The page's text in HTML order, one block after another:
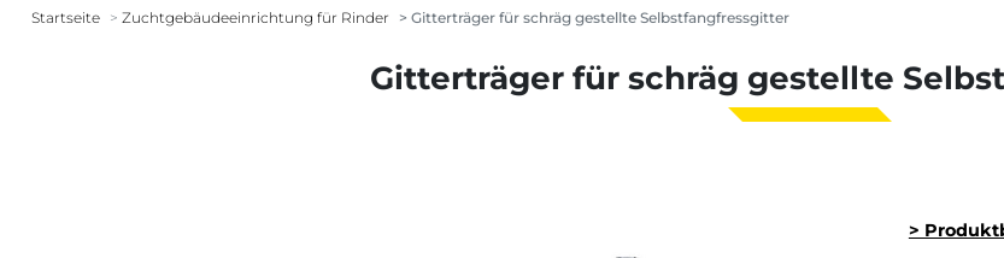
Startseite Zuchtgebäudeeinrichtung für Rinder Gitterträger für schräg gestellte Selbstfangfressgitter
Gitterträger für schräg gestellte
>